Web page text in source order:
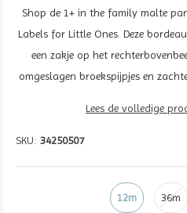
Shop de 1+ in the family malte
Labels for Little Ones. Deze
een zakje op het
omgeslagen broekspijpjes en
Lees de volledige
SKU: 34250507
12m 36m